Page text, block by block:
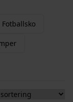
Fotballsko